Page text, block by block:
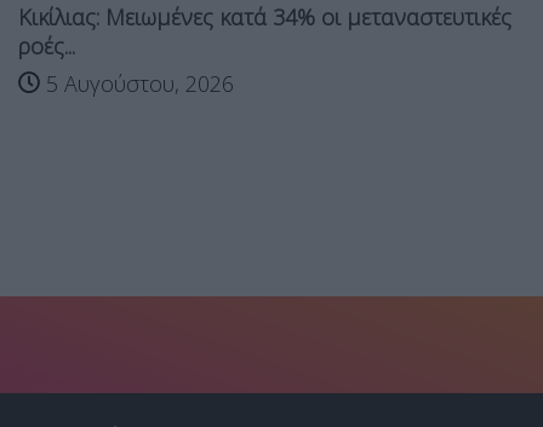
Κικίλιας: Μειωμένες κατά 34% οι μεταναστευτικές
ροές...
5 Αυγούστου, 2026